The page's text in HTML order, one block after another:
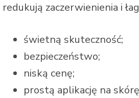
zaczerwienienia i
świetną skuteczność;
bezpieczeństwo;
niską cenę;
prostą aplikację na